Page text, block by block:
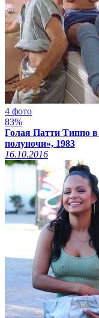
4 фото
83%
Голая Патти Типпо
полуночи», 1983
16.10.2016